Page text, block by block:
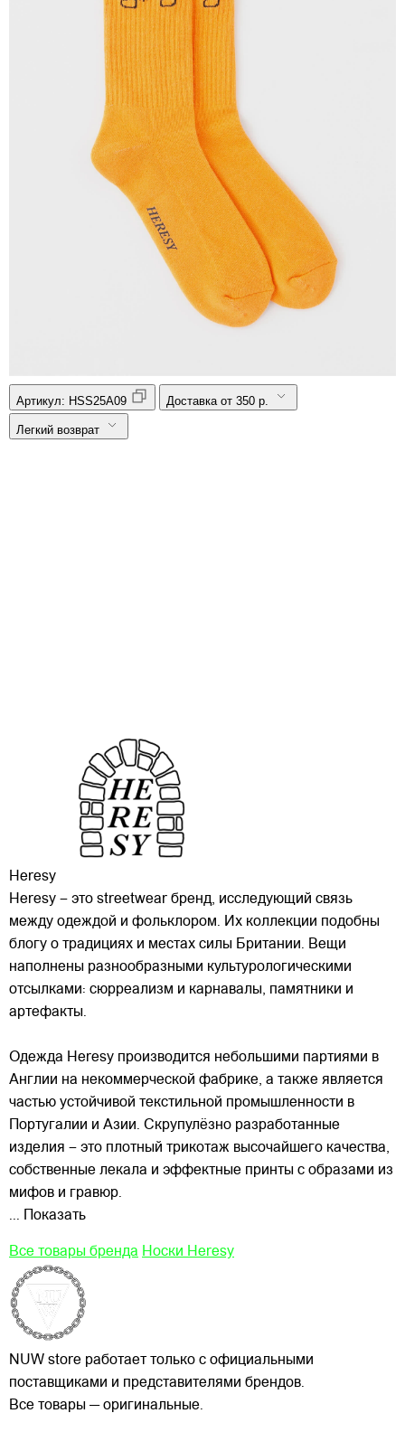
Артикул: HSS25A09 Доставка от 350 р.
Легкий возврат
Heresy
Heresy – это streetwear бренд, исследующий связь
между одеждой и фольклором. Их коллекции подобны
блогу о традициях и местах силы Британии. Вещи
наполнены разнообразными культурологическими
отсылками: сюрреализм и карнавалы, памятники и
артефакты.
Одежда Heresy производится небольшими партиями в
Англии на некоммерческой фабрике, а также является
частью устойчивой текстильной промышленности в
Португалии и Азии. Скрупулёзно разработанные
изделия – это плотный трикотаж высочайшего качества,
собственные лекала и эффектные принты с образами из
мифов и гравюр.
... Показать
Все товары бренда Носки Heresy
NUW store работает только с официальными
поставщиками и представителями брендов.
Все товары — оригинальные.